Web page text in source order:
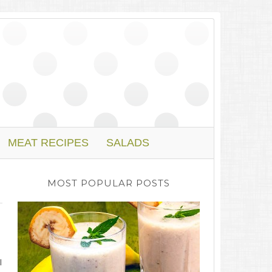
MEAT RECIPES SALADS
MOST POPULAR POSTS